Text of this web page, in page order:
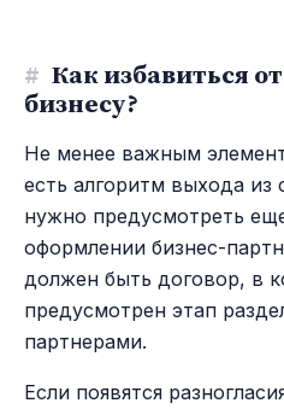
# Как избавиться
бизнесу?
Не менее важным
есть алгоритм выхода из
нужно предусмотреть
оформлении бизнес-
должен быть договор, в
предусмотрен этап
партнерами.
Если появятся